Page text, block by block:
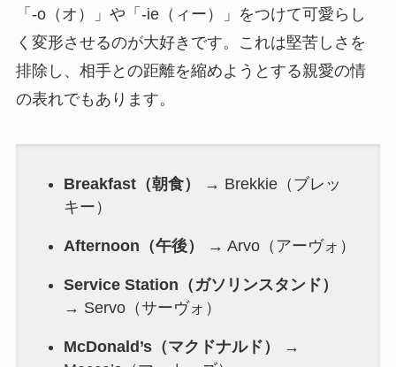
「-o（オ）」や「-ie（ィー）」をつけて可愛らし
く変形させるのが大好きです。これは堅苦しさを
排除し、相手との距離を縮めようとする親愛の情
の表れでもあります。
Breakfast（朝食）
→ Brekkie（ブレッ
キー）
Afternoon（午後） → Arvo（アーヴォ）
Service Station（ガソリンスタンド）
→ Servo（サーヴォ）
McDonald’s（マクドナルド）
→